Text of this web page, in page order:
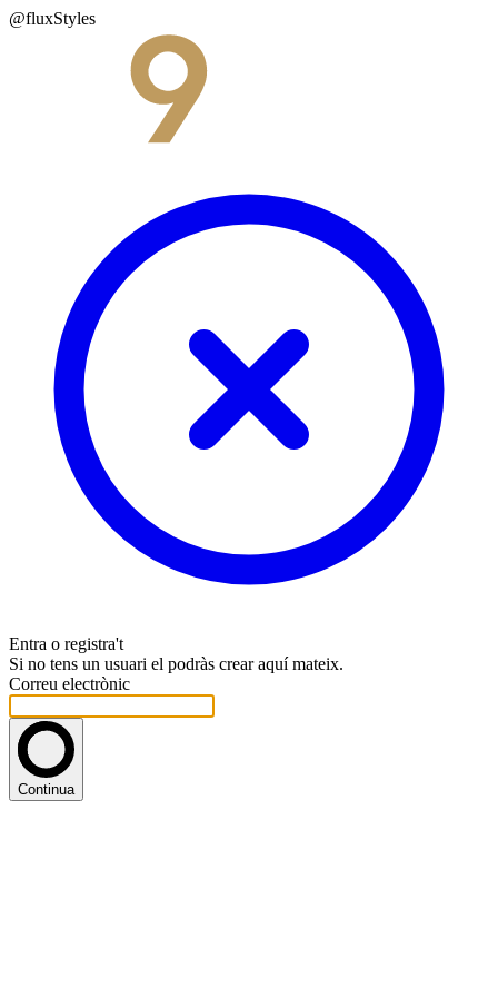
@fluxStyles
Entra o registra't
Si no tens un usuari el podràs crear aquí mateix.
Correu electrònic
Continua